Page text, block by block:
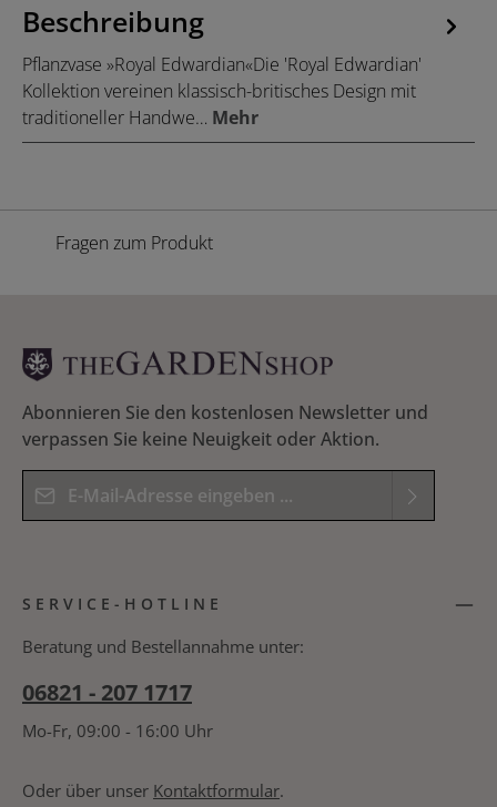
Beschreibung
Pflanzvase »Royal Edwardian«Die 'Royal Edwardian'
Kollektion vereinen klassisch-britisches Design mit
traditioneller Handwe… Mehr
Fragen zum Produkt
Abonnieren Sie den kostenlosen Newsletter und
verpassen Sie keine Neuigkeit oder Aktion.
E-Mail-Adresse*
Kenntnis genommen und die
Bitte geben Sie das Ergebnis der Gleichung in das
SERVICE-HOTLINE
Beratung und Bestellannahme unter:
06821 - 207 1717
Mo-Fr, 09:00 - 16:00 Uhr
Oder über unser Kontaktformular.